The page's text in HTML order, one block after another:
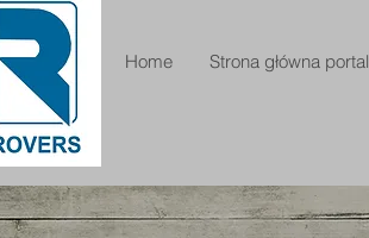
Home Strona główna portal